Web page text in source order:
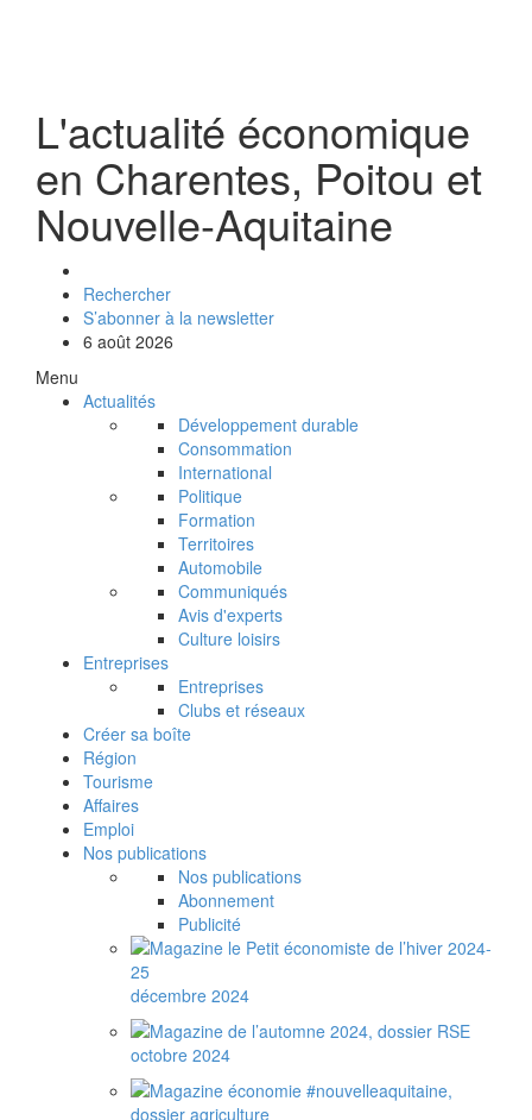
L'actualité économique
en Charentes, Poitou et
Nouvelle-Aquitaine
Rechercher
S’abonner à la newsletter
6 août 2026
Menu
Actualités
Développement durable
Consommation
International
Politique
Formation
Territoires
Automobile
Communiqués
Avis d'experts
Culture loisirs
Entreprises
Entreprises
Clubs et réseaux
Créer sa boîte
Région
Tourisme
Affaires
Emploi
Nos publications
Nos publications
Abonnement
Publicité
décembre 2024
octobre 2024